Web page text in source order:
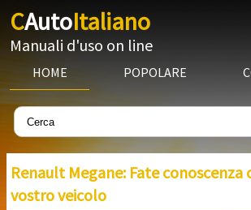
CAutoItaliano
Manuali d'uso on line
HOME POPOLARE
Renault Megane: Fate conoscenza
vostro veicolo